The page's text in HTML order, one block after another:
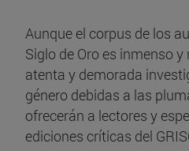
Aunque el corpus de los
Siglo de Oro es inmenso
atenta y demorada
género debidas a las
ofrecerán a lectores y
ediciones críticas del